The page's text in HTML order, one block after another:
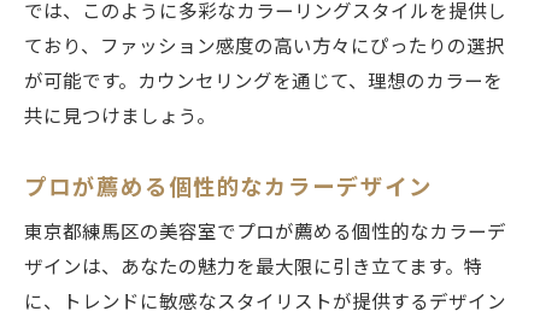
では、このように多彩なカラーリングスタイルを提供し
ており、ファッション感度の高い方々にぴったりの選択
が可能です。カウンセリングを通じて、理想のカラーを
共に見つけましょう。
プロが薦める個性的なカラーデザイン
東京都練馬区の美容室でプロが薦める個性的なカラーデ
ザインは、あなたの魅力を最大限に引き立てます。特
に、トレンドに敏感なスタイリストが提供するデザイン